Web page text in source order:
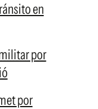
en
por
por